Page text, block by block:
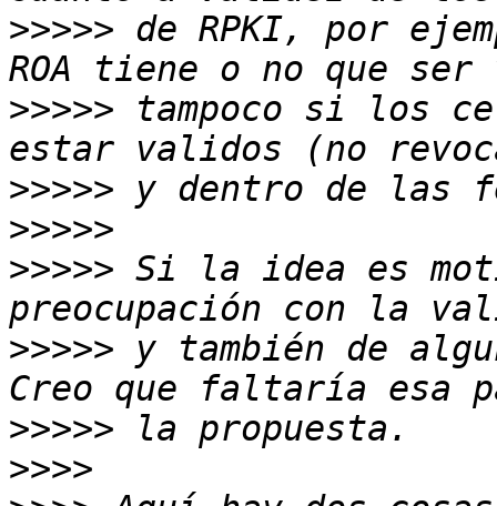
>>>>> de RPKI, por
>>>>> tampoco si los
>>>>>
>>>>>
>>>>> Si la idea es
>>>>> y también de
>>>>>
>>>>